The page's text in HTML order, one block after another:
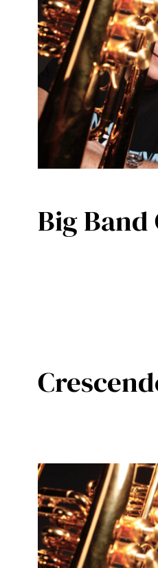
Agenda
Contact
Big